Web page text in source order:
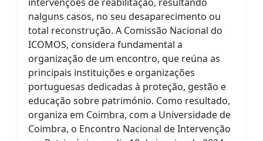
nalguns casos, no seu desaparecimento ou
total reconstrução. A Comissão Nacional do
ICOMOS, considera fundamental a
organização de um encontro, que reúna as
principais instituições e organizações
portuguesas dedicadas à proteção, gestão e
educação sobre património. Como resultado,
organiza em Coimbra, com a Universidade de
Coimbra, o Encontro Nacional de Intervenção